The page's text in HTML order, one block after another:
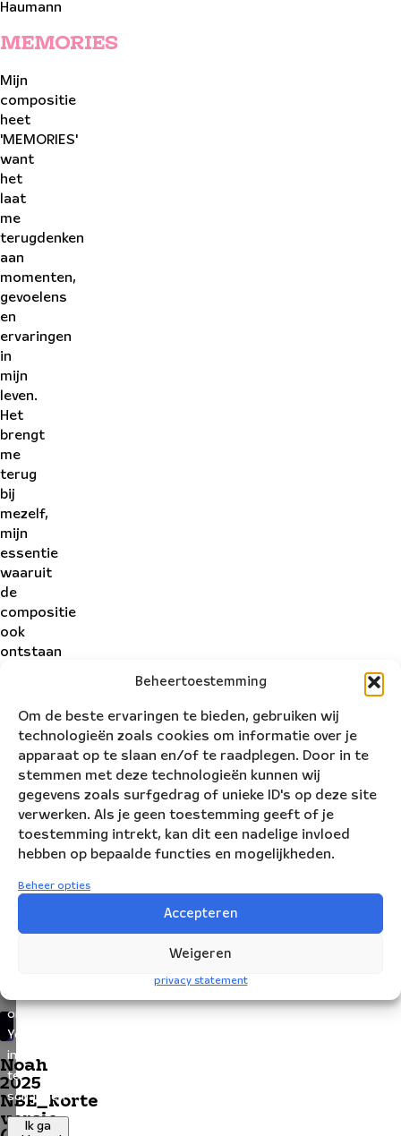
Beheertoestemming
Om de beste ervaringen te bieden, gebruiken wij
technologieën zoals cookies om informatie over je
apparaat op te slaan en/of te raadplegen. Door in te
stemmen met deze technologieën kunnen wij
gegevens zoals surfgedrag of unieke ID's op deze site
verwerken. Als je geen toestemming geeft of je
toestemming intrekt, kan dit een nadelige invloed
hebben op bepaalde functies en mogelijkheden.
Beheer opties
Accepteren
Weigeren
privacy statement
Haumann
MEMORIES
Mijn
compositie
heet
'MEMORIES'
want
het
laat
me
terugdenken
aan
momenten,
gevoelens
en
ervaringen
in
mijn
leven.
Het
brengt
me
terug
bij
mezelf,
mijn
essentie
waaruit
de
compositie
ook
ontstaan
hoop
dat
het
anderen
ook
kan
helpen
stil
staan
hunop
om
Youtube
in
te
schakelen
Ik ga
Noah
2025
NBE_korte
versie